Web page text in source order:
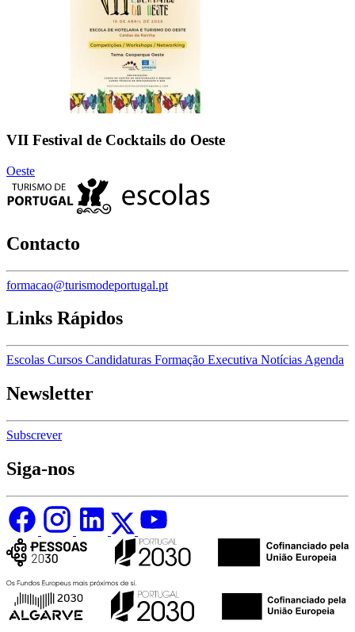
VII Festival de Cocktails do Oeste
Oeste
Contacto
formacao@turismodeportugal.pt
Links Rápidos
Escolas Cursos Candidaturas Formação Executiva Notícias Agenda
Newsletter
Subscrever
Siga-nos